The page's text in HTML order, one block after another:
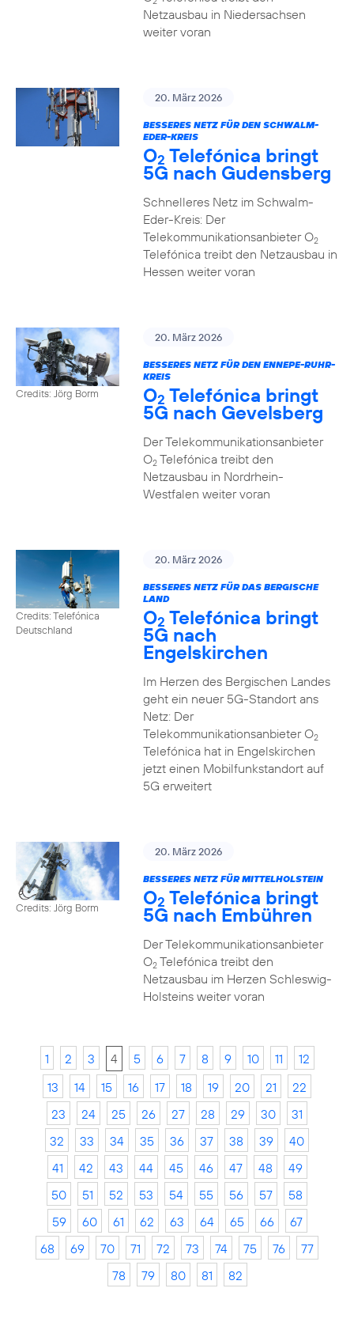
Netzausbau in Niedersachsen
weiter voran
20. März 2026
BESSERES NETZ FÜR DEN SCHWALM-
EDER-KREIS
O2 Telefónica bringt
5G nach Gudensberg
Schnelleres Netz im Schwalm-
Eder-Kreis: Der
Telekommunikationsanbieter O2
Telefónica treibt den Netzausbau in
Hessen weiter voran
Credits: Jörg Borm
20. März 2026
BESSERES NETZ FÜR DEN ENNEPE-RUHR-
KREIS
O2 Telefónica bringt
5G nach Gevelsberg
Der Telekommunikationsanbieter
O2Telefónica treibt den
Netzausbau in Nordrhein-
Westfalen weiter voran
Credits: Telefónica
Deutschland
20. März 2026
BESSERES NETZ FÜR DAS BERGISCHE
LAND
O2 Telefónica bringt
5G nach
Engelskirchen
Im Herzen des Bergischen Landes
geht ein neuer 5G-Standort ans
Netz: Der
Telekommunikationsanbieter O2
Telefónica hat in Engelskirchen
jetzt einen Mobilfunkstandort auf
5G erweitert
Credits: Jörg Borm
20. März 2026
BESSERES NETZ FÜR MITTELHOLSTEIN
O2 Telefónica bringt
5G nach Embühren
Der Telekommunikationsanbieter
O2Telefónica treibt den
Netzausbau im Herzen Schleswig-
Holsteins weiter voran
1 2 3 4 5 6 7 8 9 10 11
12
13
14 15 16 17 18 19 20 21
22
23
24 25 26 27 28 29 30
31
32
33 34 35 36 37 38 39
40
41
42 43 44 45 46 47 48
49
50
51 52 53 54 55 56 57
58
59
60 61 62 63 64 65 66
67
68
69 70 71 72 73 74 75 76
77
78
79 80 81 82